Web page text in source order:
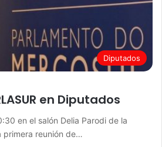
Diputados
en Diputados
en el salón Delia Parodi de la
primera reunión de…